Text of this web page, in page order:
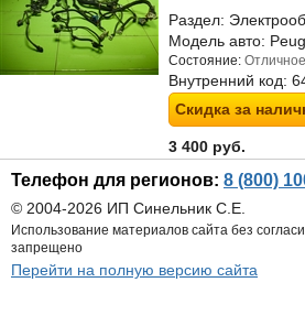
Раздел:
Модель авто:
Состояние:
Внутренний код:
Скидка за
3 400 руб.
Телефон для регионов: 8 (800)
© 2004-2026 ИП Синельник С.Е.
Использование материалов сайта без
запрещено
Перейти на полную версию сайта